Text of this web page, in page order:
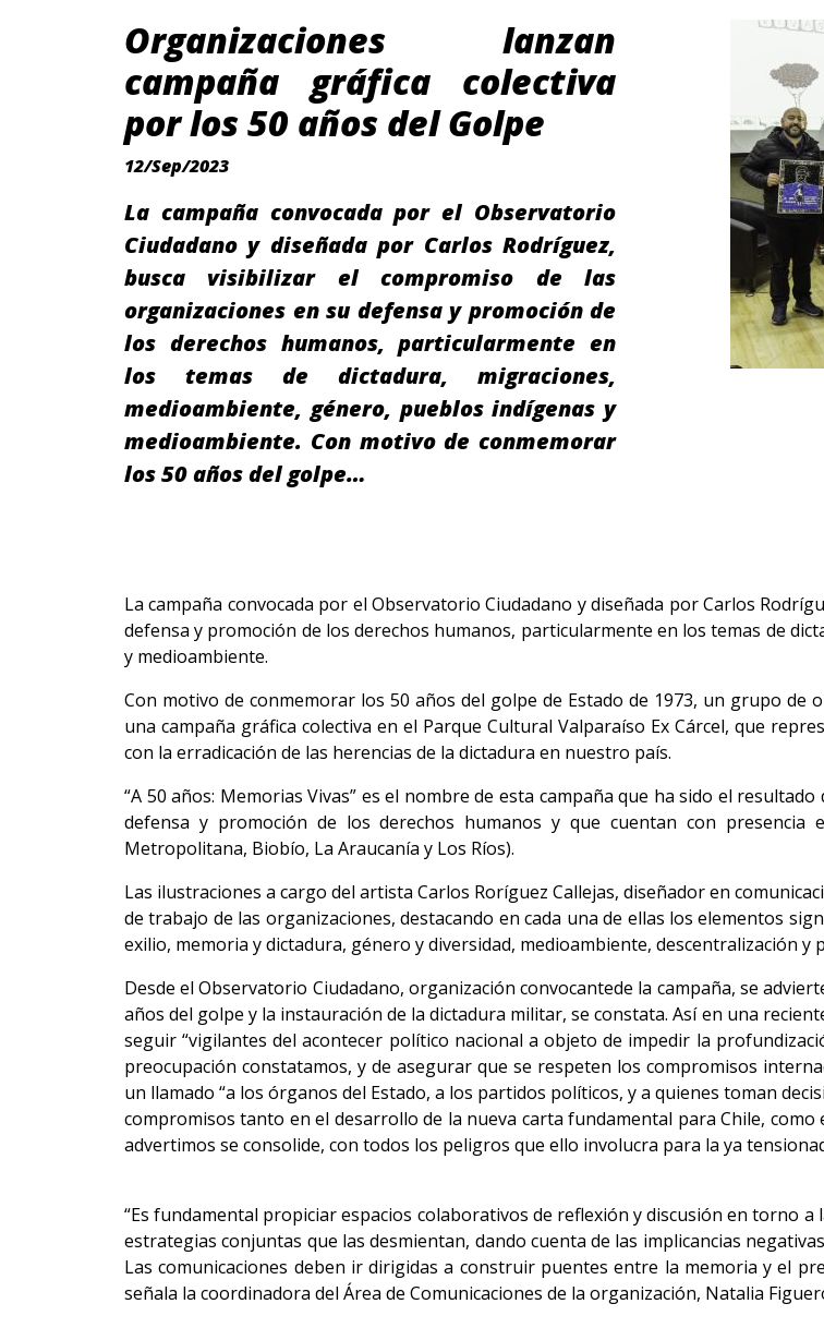
Organizaciones lanzan
campaña gráfica colectiva
por los 50 años del Golpe
12/Sep/2023
La campaña convocada por el Observatorio
Ciudadano y diseñada por Carlos Rodríguez,
busca visibilizar el compromiso de las
organizaciones en su defensa y promoción de
los derechos humanos, particularmente en
los temas de dictadura, migraciones,
medioambiente, género, pueblos indígenas y
medioambiente. Con motivo de conmemorar
los 50 años del golpe…
La campaña convocada por el Observatorio Ciudadano y diseñada por Carlos
defensa y promoción de los derechos humanos, particularmente en los temas de
y medioambiente.
Con motivo de conmemorar los 50 años del golpe de Estado de 1973, un grupo de
una campaña gráfica colectiva en el Parque Cultural Valparaíso Ex Cárcel, que
con la erradicación de las herencias de la dictadura en nuestro país.
“A 50 años: Memorias Vivas” es el nombre de esta campaña que ha sido el
defensa y promoción de los derechos humanos y que cuentan con presencia
Metropolitana, Biobío, La Araucanía y Los Ríos).
Las ilustraciones a cargo del artista Carlos Roríguez Callejas, diseñador en
de trabajo de las organizaciones, destacando en cada una de ellas los elementos
exilio, memoria y dictadura, género y diversidad, medioambiente, descentralización y
Desde el Observatorio Ciudadano, organización convocantede la campaña, se
años del golpe y la instauración de la dictadura militar, se constata. Así en una
seguir “vigilantes del acontecer político nacional a objeto de impedir la
preocupación constatamos, y de asegurar que se respeten los compromisos
un llamado “a los órganos del Estado, a los partidos políticos, y a quienes toman
compromisos tanto en el desarrollo de la nueva carta fundamental para Chile,
advertimos se consolide, con todos los peligros que ello involucra para la ya
“Es fundamental propiciar espacios colaborativos de reflexión y discusión en torno
estrategias conjuntas que las desmientan, dando cuenta de las implicancias
Las comunicaciones deben ir dirigidas a construir puentes entre la memoria y el
señala la coordinadora del Área de Comunicaciones de la organización, Natalia